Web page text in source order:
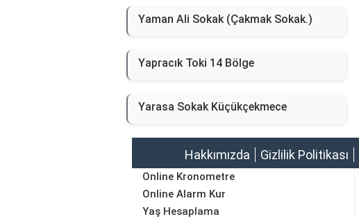
Yaman Ali Sokak (Çakmak Sokak.)
Yapracık Toki 14 Bölge
Yarasa Sokak Küçükçekmece
Hakkımızda Gizlilik Politikası
Online Kronometre
Online Alarm Kur
Yaş Hesaplama